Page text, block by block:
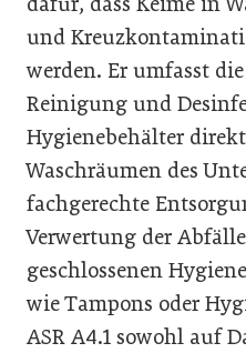
und
werden. Er umfasst
Reinigung und
Hygienebehälter
Waschräumen des
fachgerechte
Verwertung der
geschlossenen
wie Tampons oder
ASR A4.1 sowohl auf